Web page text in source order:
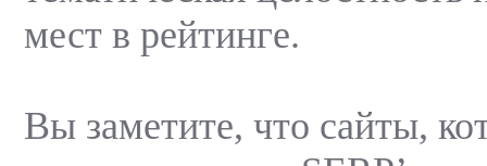
мест в рейтинге.
Вы заметите, что сайты,